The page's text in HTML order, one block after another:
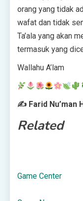
orang yang tidak
wafat dan tidak
Ta’ala yang akan
termasuk yang
Wallahu A’lam
✍ Farid Nu’man
Related
Game Center